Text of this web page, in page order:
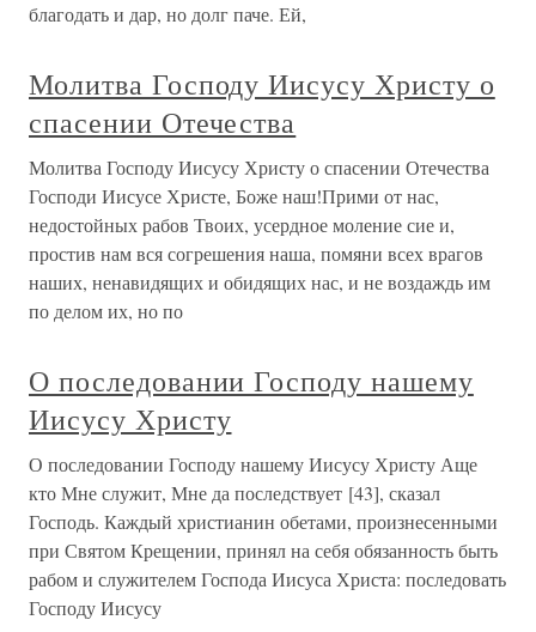
благодать и дар, но долг паче. Ей,
Молитва Господу Иисусу Христу о
спасении Отечества
Молитва Господу Иисусу Христу о спасении Отечества
Господи Иисусе Христе, Боже наш!Прими от нас,
недостойных рабов Твоих, усердное моление сие и,
простив нам вся согрешения наша, помяни всех врагов
наших, ненавидящих и обидящих нас, и не воздаждь им
по делом их, но по
О последовании Господу нашему
Иисусу Христу
О последовании Господу нашему Иисусу Христу Аще
кто Мне служит, Мне да последствует [43], сказал
Господь. Каждый христианин обетами, произнесенными
при Святом Крещении, принял на себя обязанность быть
рабом и служителем Господа Иисуса Христа: последовать
Господу Иисусу